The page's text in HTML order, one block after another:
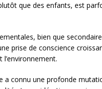
que des enfants, est
bien que
prise de conscience
a connu une profonde